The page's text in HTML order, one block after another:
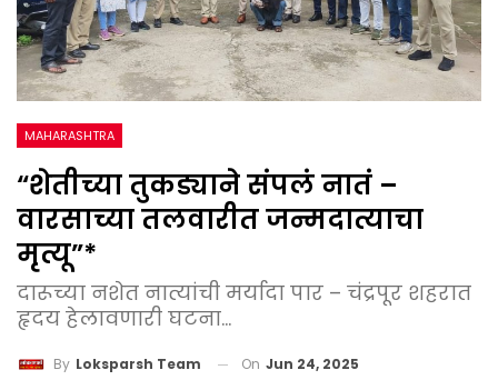
MAHARASHTRA
“शेतीच्या तुकड्याने संपलं नातं –
वारसाच्या तलवारीत जन्मदात्याचा
मृत्यू”*
दारूच्या नशेत नात्यांची मर्यादा पार – चंद्रपूर शहरात
हृदय हेलावणारी घटना...
By Loksparsh Team On Jun 24, 2025